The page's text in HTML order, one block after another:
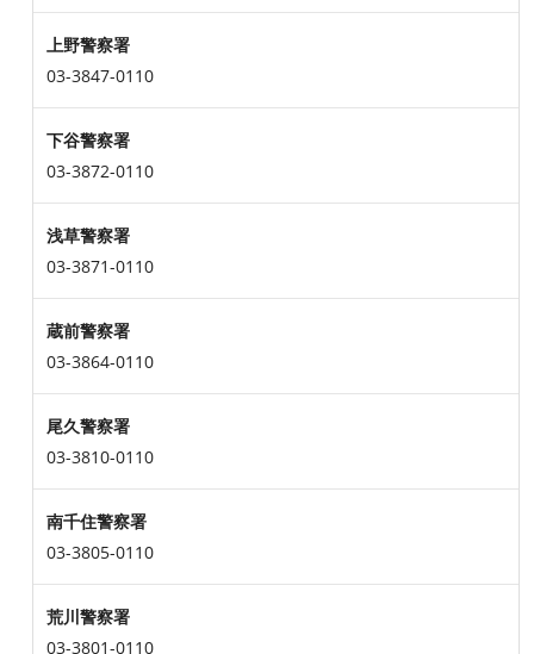
上野警察署
03-3847-0110
下谷警察署
03-3872-0110
浅草警察署
03-3871-0110
蔵前警察署
03-3864-0110
尾久警察署
03-3810-0110
南千住警察署
03-3805-0110
荒川警察署
03-3801-0110